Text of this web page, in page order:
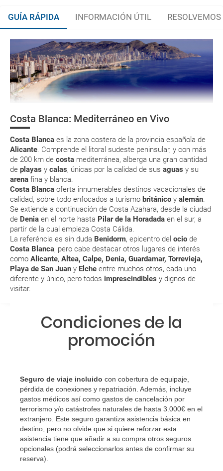
GUÍA RÁPIDA INFORMACIÓN ÚTIL
Costa Blanca: Mediterráneo en Vivo
Costa Blanca es la zona costera de la provincia española de
Alicante . Comprende el litoral sudeste peninsular, y con más
de 200 km de costa mediterránea, alberga una gran cantidad
de playas y calas, únicas por la calidad de sus aguas y su
arena fina y blanca.
Costa Blanca oferta innumerables destinos vacacionales de
calidad, sobre todo enfocados a turismo británico y alemán
Se extiende a continuación de Costa Azahara, desde la ciudad
de Denia en el norte hasta Pilar de la Horadada en el sur, a
partir de la cual empieza Costa Cálida.
La referéncia es sin duda Benidorm, epicentro del ocio de
Costa Blanca, pero cabe destacar otros lugares de interés
como Alicante, Altea, Calpe, Denia, Guardamar, Torrevieja,
Playa de San Juan y Elche entre muchos otros, cada uno
diferente y único, pero todos imprescindibles y dignos de
visitar.
La costa del encanto
Organiza tu viaje
¿Cómo llegar?
¿Dónde alojarse?
Asistencia Sanitaria
Moneda y aduanas
La documentación de tu reserva te será enviada por mail en el
momento que el pago de la reserva esté realizado completamente.
Respecto a las tarjetas de embarque, casi todas las compañías aéreas
tienen ya todos sus billetes electrónicos por lo que podrás obtenerlas
in por su web.
a que muchas de ellas exigen la presentación de la tarjeta de embarque
(que deberás realizar a través de su web) para que no te carguen un
suplemento extra en el mismo aeropuerto.
En caso de tener que enviarte la documentación de un paquete
vacacional (Caribe, circuitos, tours...) te enviaremos la documentación
de tu reserva alrededor de 10 días antes de salida, la cual deberás
imprimir y llevar contigo en el viaje.
Esta documentación te será requerida en el mostrador de la compañía
aérea a la hora de realizar el check-in el día de la salida.
MODIFICACIÓN ó CANCELACIÓN ¿Puedo anular o
modificar una reserva del viaje? ¿Qué gastos puede
generar una anulación o modificación del viaje?
¿Con cuánta antelación tengo que estar en el
paquete vacacional en la página web?
Al realizar la reserva, uno de los servicios ha
quedado de pendiente de confirmación ¿Cómo
sabré si se confirma el viaje?
¿Cómo sé si hay plazas disponibles en el viaje que
Condiciones de la
promoción
Seguro de viaje incluido con cobertura de equipaje,
pérdida de conexiones y repatriación. Además, incluye
gastos médicos así como gastos de cancelación por
terrorismo y/o catástrofes naturales de hasta 3.000€ en el
extranjero. Este seguro garantiza asistencia básica en
destino, pero no olvide que si quiere reforzar esta
asistencia tiene que añadir a su compra otros seguros
opcionales (podrá seleccionarlos antes de confirmar su
reserva)